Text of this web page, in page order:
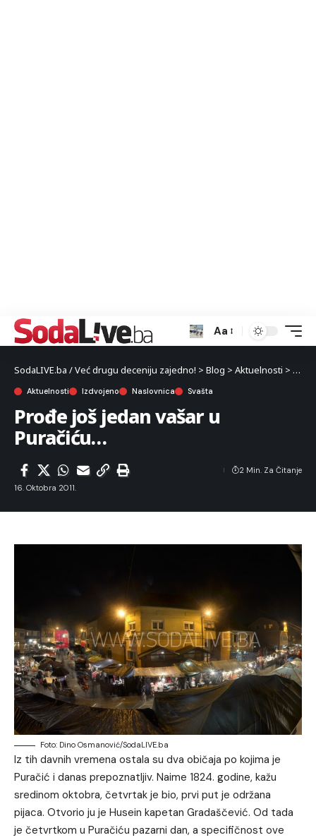
Aa
SodaLIVE.ba / Već drugu deceniju zajedno! > Blog > Aktuelnosti >
Aktuelnosti Izdvojeno Naslovnica Svašta
Prođe još jedan vašar u
Puračiću…
16. Oktobra 2011.
2 Min. Za Čitanje
Foto: Dino Osmanović/SodaLIVE.ba
Iz tih davnih vremena ostala su dva običaja po kojima je
Puračić i danas prepoznatljiv. Naime 1824. godine, kažu
sredinom oktobra, četvrtak je bio, prvi put je održana
pijaca. Otvorio ju je Husein kapetan Gradaščević. Od tada
je četvrtkom u Puračiću pazarni dan, a specifičnost ove